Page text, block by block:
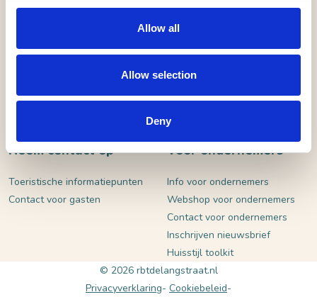
Allow all
Allow selection
Deny
Neem contact op
Toeristische informatiepunten
Contact voor gasten
Voor ondernemers
Info voor ondernemers
Webshop voor ondernemers
Contact voor ondernemers
Inschrijven nieuwsbrief
Huisstijl toolkit
© 2026 rbtdelangstraat.nl
Privacyverklaring Cookiebeleid